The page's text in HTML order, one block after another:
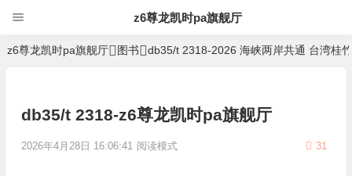
z6尊龙凯时pa旗舰厅
z6尊龙凯时pa旗舰厅 图书 db35/t 2318-2026 海峡两岸共通 台湾桂
db35/t 2318-z6尊龙凯时pa旗舰厅
2026年4月28日 16:06:41 31
阅读模式